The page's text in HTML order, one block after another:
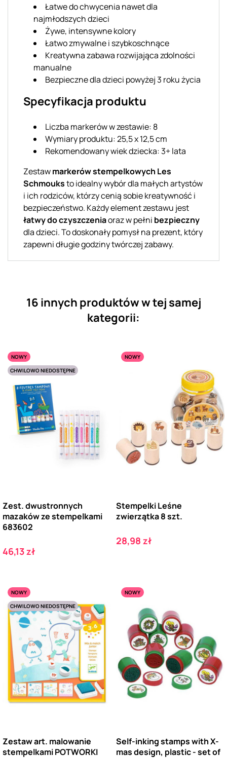
Łatwe do chwycenia nawet dla
najmłodszych dzieci
Żywe, intensywne kolory
Łatwo zmywalne i szybkoschnące
Kreatywna zabawa rozwijająca zdolności
manualne
Bezpieczne dla dzieci powyżej 3 roku życia
Specyfikacja produktu
Liczba markerów w zestawie: 8
Wymiary produktu: 25,5 x 12,5 cm
Rekomendowany wiek dziecka: 3+ lata
Zestawmarkerów stempelkowych Les
Schmouksto idealny wybór dla małych artystów
i ich rodziców, którzy cenią sobie kreatywność i
bezpieczeństwo. Każdy element zestawu jest
łatwy do czyszczeniaoraz w pełni bezpieczny
dla dzieci. To doskonały pomysł na prezent, który
zapewni długie godziny twórczej zabawy.
16 innych produktów w tej samej
kategorii:
NOWY
CHWILOWO NIEDOSTĘPNE
Zest. dwustronnych
mazaków ze stempelkami
683602
Cena
46,13 zł
NOWY
Stempelki Leśne
zwierzątka 8 szt.
Cena
28,98 zł
NOWY
CHWILOWO NIEDOSTĘPNE
Zestaw art. malowanie
stempelkami POTWORKI
NOWY
Self-inking stamps with X-
mas design, plastic - set of